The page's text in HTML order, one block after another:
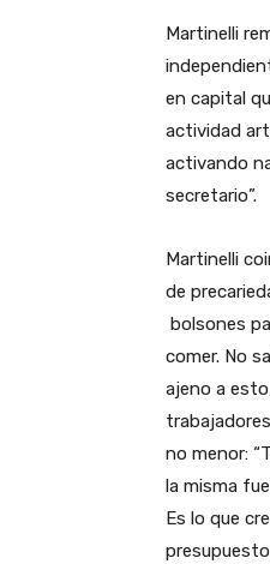
Martinelli
en capital
actividad
activando
secretario”.
Martinelli
de
bolsones
comer. No
ajeno a
no menor:
la misma
Es lo que